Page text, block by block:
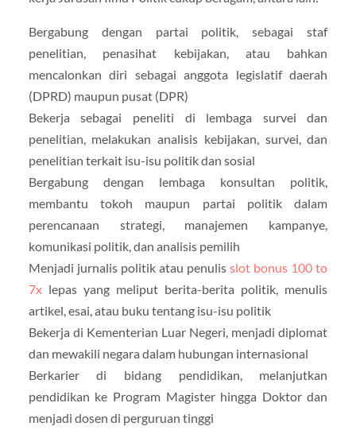
Bergabung dengan partai politik, sebagai staf
penelitian, penasihat kebijakan, atau bahkan
mencalonkan diri sebagai anggota legislatif daerah
(DPRD) maupun pusat (DPR)
Bekerja sebagai peneliti di lembaga survei dan
penelitian, melakukan analisis kebijakan, survei, dan
penelitian terkait isu-isu politik dan sosial
Bergabung dengan lembaga konsultan politik,
membantu tokoh maupun partai politik dalam
perencanaan strategi, manajemen kampanye,
komunikasi politik, dan analisis pemilih
Menjadi jurnalis politik atau penulisslot bonus 100 to
7xlepas yang meliput berita-berita politik, menulis
artikel, esai, atau buku tentang isu-isu politik
Bekerja di Kementerian Luar Negeri, menjadi diplomat
dan mewakili negara dalam hubungan internasional
Berkarier di bidang pendidikan, melanjutkan
pendidikan ke Program Magister hingga Doktor dan
menjadi dosen di perguruan tinggi